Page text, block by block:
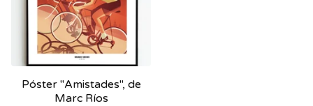
Póster "Amistades", de
Marc Ríos